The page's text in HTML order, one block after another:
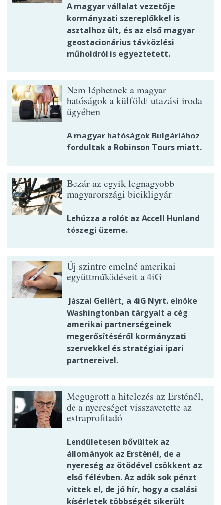
A magyar vállalat vezetője
kormányzati szereplőkkel is
asztalhoz ült, és az első magyar
geostacionárius távközlési
műholdról is egyeztetett.
Nem léphetnek a magyar
hatóságok a külföldi utazási iroda
ügyében
A magyar hatóságok Bulgáriához
fordultak a Robinson Tours miatt.
Bezár az egyik legnagyobb
magyarországi bicikligyár
Lehúzza a rolót az Accell Hunland
tószegi üzeme.
Új szintre emelné amerikai
együttműködéseit a 4iG
Jászai Gellért, a 4iG Nyrt. elnöke
Washingtonban tárgyalt a cég
amerikai partnerségeinek
megerősítéséről kormányzati
szervekkel és stratégiai ipari
partnereivel.
Megugrott a hitelezés az Ersténél,
de a nyereséget visszavetette az
extraprofitadó
Lendületesen bővültek az
állományok az Ersténél, de a
nyereség az ötödével csökkent az
első félévben. Az adók sok pénzt
vittek el, de jó hír, hogy a csalási
kísérletek többségét sikerült